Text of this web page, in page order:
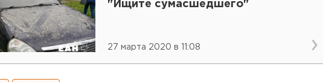
"Ищите сумасшедшего"
27 марта 2020 в 11:08